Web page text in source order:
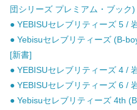
団シリーズ プレミアム・ブック
● YEBISUセレブリティーズ 5 /
● Yebisuセレブリティーズ (B-
[新書]
● YEBISUセレブリティーズ 4 /
● YEBISUセレブリティーズ 6 /
● Yebisuセレブリティーズ 4th